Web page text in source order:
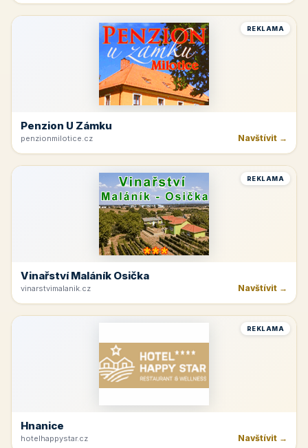
REKLAMA
Penzion U Zámku
penzionmilotice.cz Navštívit →
REKLAMA
Vinařství Maláník Osička
vinarstvimalanik.cz Navštívit →
REKLAMA
Hnanice
hotelhappystar.cz Navštívit →